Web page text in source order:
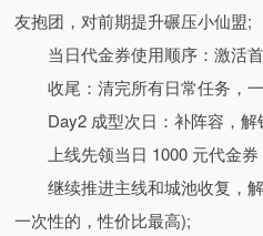
以国战为核心玩法，游戏打造
传统国战的地图局限，完整复刻从
幄、调兵遣将的征战快感。
城池分为都城、县城、关隘三
合纵连横，更有万人同屏跨服国战
在神魔乱舞的商周乱世，与盟友共
四、【高自由度策略博弈：阵
友抱团，对前期提升碾压小仙盟;
当日代金券使用顺序：激活
收尾：清完所有日常任务，
Day2 成型次日：补阵容，解
上线先领当日 1000 元代金
继续推进主线和城池收复，
一次性的，性价比最高);